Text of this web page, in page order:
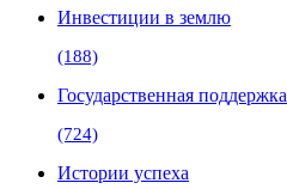
Инвестиции в землю
(188)
Государственная поддержка
(724)
Истории успеха